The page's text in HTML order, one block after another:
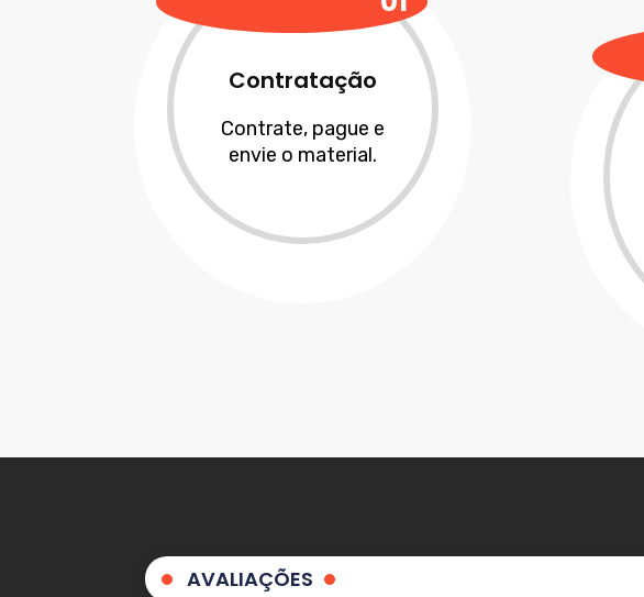
Contratação
Contrate, pague e
envie o material.
AVALIAÇÕES